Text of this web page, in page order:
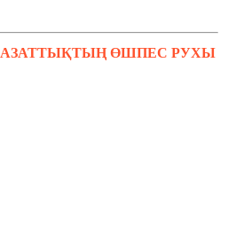
АЗАТТЫҚТЫҢ ӨШПЕС РУХЫ